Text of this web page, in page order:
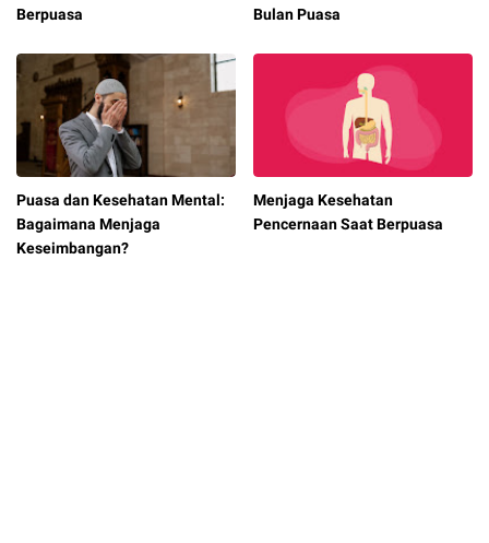
Berpuasa
Bulan Puasa
Puasa dan Kesehatan Mental:
Bagaimana Menjaga
Keseimbangan?
Menjaga Kesehatan
Pencernaan Saat Berpuasa